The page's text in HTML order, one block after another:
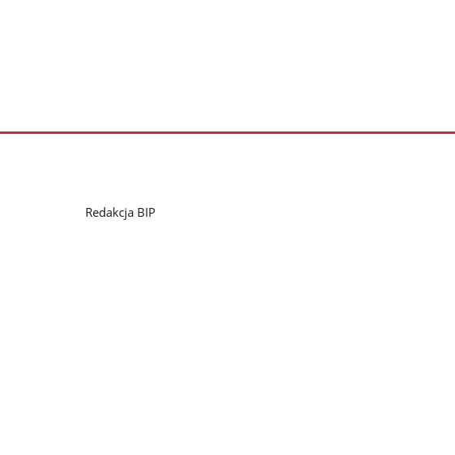
Redakcja BIP